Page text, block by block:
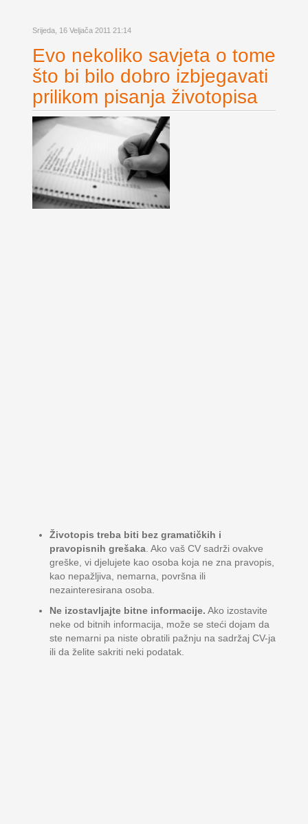
Srijeda, 16 Veljača 2011 21:14
Evo nekoliko savjeta o tome
što bi bilo dobro izbjegavati
prilikom pisanja životopisa
Životopis treba biti bez gramatičkih i
pravopisnih grešaka. Ako vaš CV sadrži ovakve
greške, vi djelujete kao osoba koja ne zna pravopis,
kao nepažljiva, nemarna, površna ili
nezainteresirana osoba.
Ne izostavljajte bitne informacije. Ako izostavite
neke od bitnih informacija, može se steći dojam da
ste nemarni pa niste obratili pažnju na sadržaj CV-ja
ili da želite sakriti neki podatak.